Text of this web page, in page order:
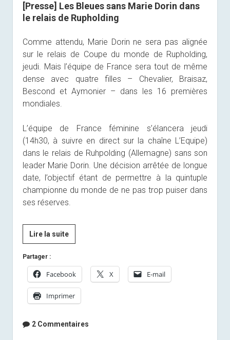
[Presse] Les Bleues sans Marie Dorin dans
le relais de Rupholding
Comme attendu, Marie Dorin ne sera pas alignée
sur le relais de Coupe du monde de Rupholding,
jeudi. Mais l’équipe de France sera tout de même
dense avec quatre filles – Chevalier, Braisaz,
Bescond et Aymonier – dans les 16 premières
mondiales.
L’équipe de France féminine s’élancera jeudi
(14h30, à suivre en direct sur la chaîne L’Equipe)
dans le relais de Ruhpolding (Allemagne) sans son
leader Marie Dorin. Une décision arrêtée de longue
date, l’objectif étant de permettre à la quintuple
championne du monde de ne pas trop puiser dans
ses réserves.
Lire la suite[Presse]
Les
sans
Marie
Dorin
le
Partager :
Facebook X E-mail
Imprimer
2 Commentaires